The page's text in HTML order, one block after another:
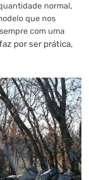
normal,
que nos
com uma
por ser prática,